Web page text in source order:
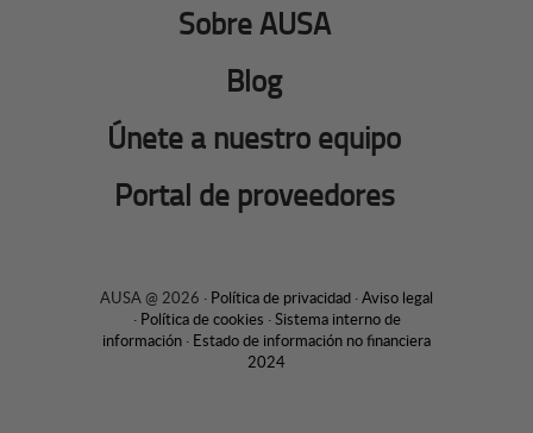
Sobre AUSA
Blog
Únete a nuestro equipo
Portal de proveedores
AUSA @ 2026 · Política de privacidad ·Aviso legal
· Política de cookies ·Sistema interno de
información · Estado de información no financiera
2024